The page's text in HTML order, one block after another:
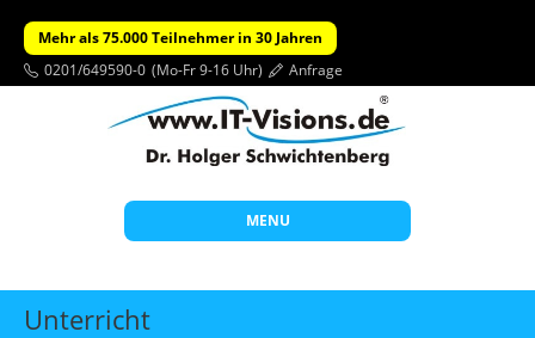
Mehr als 75.000 Teilnehmer in 30 Jahren
0201/649590-0 (Mo-Fr 9-16 Uhr) Anfrage
MENU
Start
Unterricht